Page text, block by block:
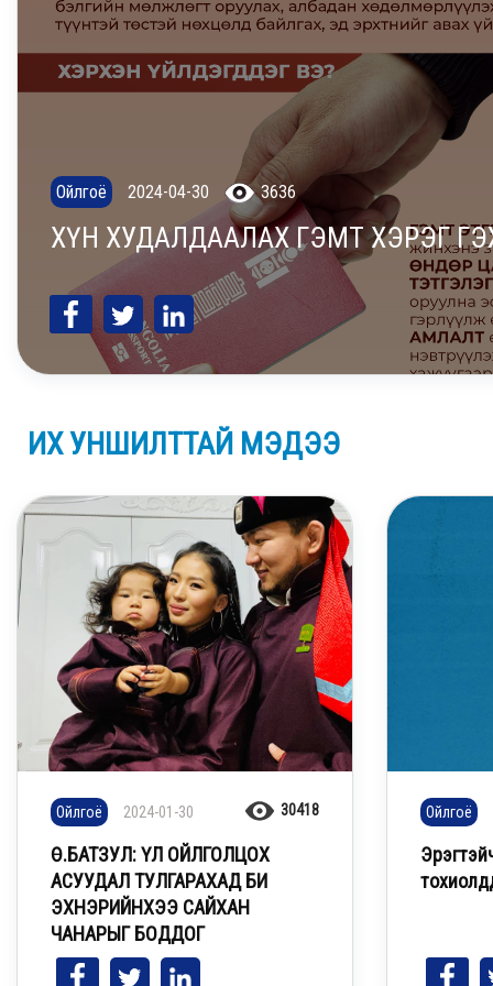
Ойлгоё 2024-04-30 3636
ХҮН ХУДАЛДААЛАХ ГЭМТ ХЭРЭГ
ИХ УНШИЛТТАЙ МЭДЭЭ
Ойлгоё 2024-01-30 30418
Ө.БАТЗУЛ: ҮЛ ОЙЛГОЛЦОХ
АСУУДАЛ ТУЛГАРАХАД БИ
ЭХНЭРИЙНХЭЭ САЙХАН
ЧАНАРЫГ БОДДОГ
Ойлгоё